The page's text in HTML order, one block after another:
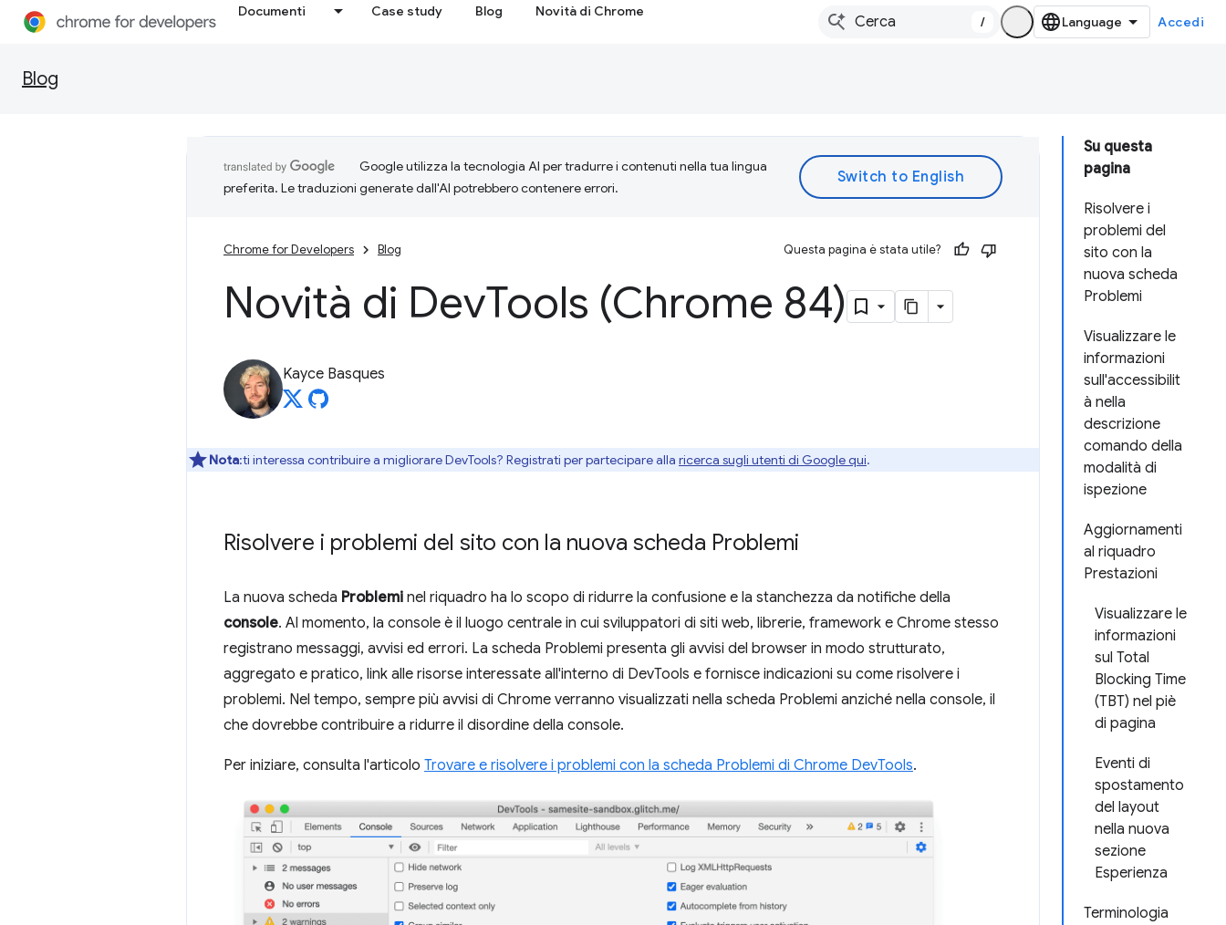
Documenti Case study Blog Novità di Chrome
/ Accedi
Blog
Su questa
pagina
Risolvere i
problemi del
sito con la
nuova scheda
Problemi
Visualizzare le
informazioni
sull'accessibilit
à nella
descrizione
comando della
modalità di
ispezione
Aggiornamenti
al riquadro
Prestazioni
Visualizzare le
informazioni
sul Total
Blocking Time
(TBT) nel piè
di pagina
Eventi di
spostamento
del layout
nella nuova
sezione
Esperienza
Terminologia
Google utilizza la tecnologia AI per tradurre i contenuti nella tua lingua
preferita. Le traduzioni generate dall'AI potrebbero contenere errori.
Chrome for Developers Blog Questa pagina è stata utile?
Novità di DevTools (Chrome 84)
Kayce Basques
Nota:ti interessa contribuire a migliorare DevTools? Registrati per partecipare alla ricerca sugli utenti di Google qui.
Risolvere i problemi del sito con la nuova scheda Problemi
La nuova scheda Problemi nel riquadro ha lo scopo di ridurre la confusione e la stanchezza da notifiche della
console. Al momento, la console è il luogo centrale in cui sviluppatori di siti web, librerie, framework e Chrome stesso
registrano messaggi, avvisi ed errori. La scheda Problemi presenta gli avvisi del browser in modo strutturato,
aggregato e pratico, link alle risorse interessate all'interno di DevTools e fornisce indicazioni su come risolvere i
problemi. Nel tempo, sempre più avvisi di Chrome verranno visualizzati nella scheda Problemi anziché nella console, il
che dovrebbe contribuire a ridurre il disordine della console.
Per iniziare, consulta l'articolo Trovare e risolvere i problemi con la scheda Problemi di Chrome DevTools.